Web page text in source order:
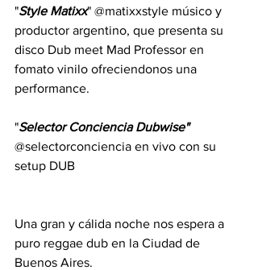
"Style Matixx" @matixxstyle músico y
productor argentino, que presenta su
disco Dub meet Mad Professor en
fomato vinilo ofreciendonos una
performance.
"Selector Conciencia Dubwise"
@selectorconciencia en vivo con su
setup DUB
Una gran y cálida noche nos espera a
puro reggae dub en la Ciudad de
Buenos Aires.